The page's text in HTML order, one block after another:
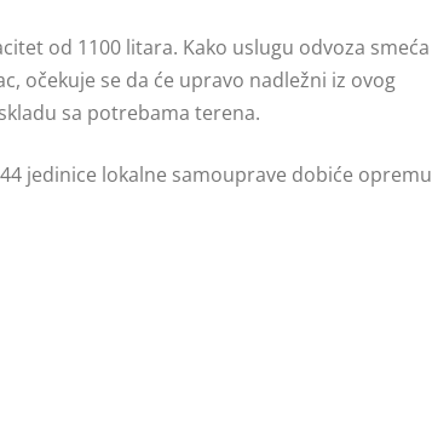
od 1100 litara. Kako uslugu odvoza smeća
očekuje se da će upravo nadležni iz ovog
sa potrebama terena.
jedinice lokalne samouprave dobiće opremu